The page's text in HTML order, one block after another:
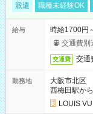
派遣 職種未経験OK
給与
時給1700円
交通費別
交通費 交通
勤務地
大阪市北区
西梅田駅か
LOUIS